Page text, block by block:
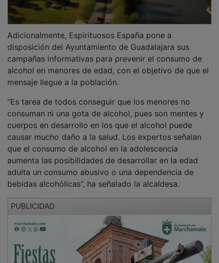
disposición del Ayuntamiento de Guadalajara sus
campañas informativas para prevenir el consumo de
alcohol en menores de edad, con el objetivo de que el
mensaje llegue a la población.
consuman ni una gota de alcohol, pues son mentes y
cuerpos en desarrollo en los que el alcohol puede
causar mucho daño a la salud. Los expertos señalan
que el consumo de alcohol en la adolescencia
aumenta las posibilidades de desarrollar en la edad
adulta un consumo abusivo o una dependencia de
bebidas alcohólicas”, ha señalado la alcaldesa.